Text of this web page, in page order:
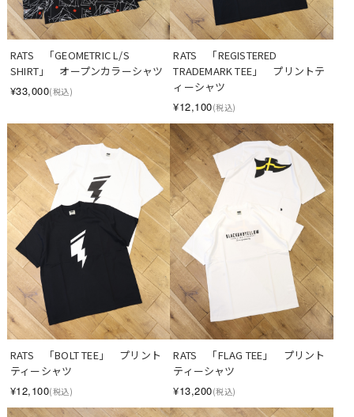
RATS　「GEOMETRIC L/S
SHIRT」　オープンカラーシャツ
¥33,000(税込)
RATS　「REGISTERED
TRADEMARK TEE」　プリントテ
ィーシャツ
¥12,100(税込)
RATS　「BOLT TEE」　プリント
ティーシャツ
¥12,100(税込)
RATS　「FLAG TEE」　プリント
ティーシャツ
¥13,200(税込)